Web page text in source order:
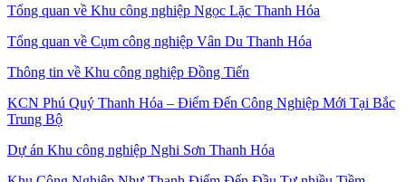
Tổng quan về Khu công nghiệp Ngọc Lặc Thanh Hóa
Tổng quan về Cụm công nghiệp Vân Du Thanh Hóa
Thông tin về Khu công nghiệp Đồng Tiến
KCN Phú Quý Thanh Hóa – Điểm Đến Công Nghiệp Mới Tại Bắc
Trung Bộ
Dự án Khu công nghiệp Nghi Sơn Thanh Hóa